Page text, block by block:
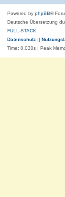
Powered by phpBB®
Deutsche Übersetzung
FULL-STACK
Datenschutz ||
Time: 0.030s | Peak